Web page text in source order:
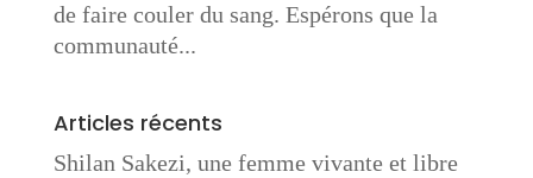
de faire couler du sang. Espérons que la
communauté...
Articles récents
Shilan Sakezi, une femme vivante et libre